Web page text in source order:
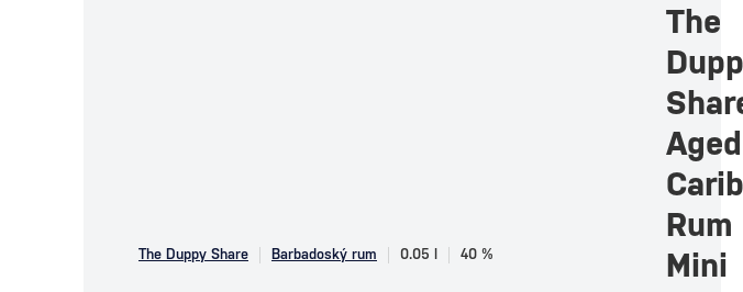
The Duppy Share Barbadoský rum 0.05 l 40 %
The
Aged
Rum
Mini